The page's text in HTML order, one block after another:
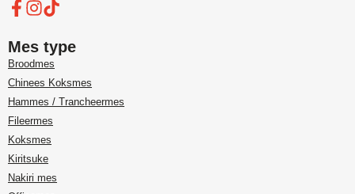
Mes type
Broodmes
Chinees Koksmes
Hammes / Trancheermes
Fileermes
Koksmes
Kiritsuke
Nakiri mes